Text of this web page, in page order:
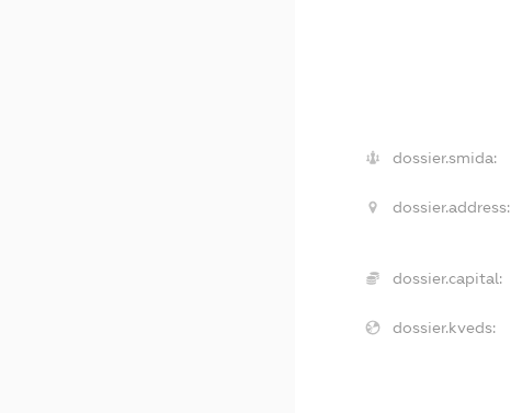
dossier.smida:
dossier.address:
dossier.capital:
dossier.kveds: